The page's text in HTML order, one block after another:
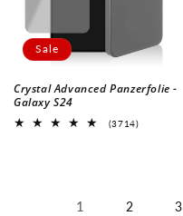
Sale
Crystal Advanced Panzerfolie -
Galaxy S24
(3714)3714
1 2 3